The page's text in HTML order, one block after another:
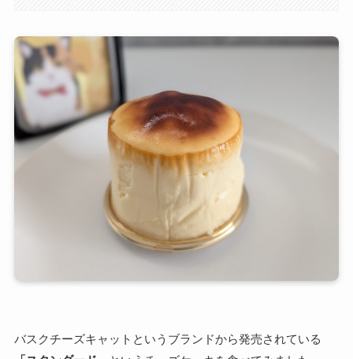
バスクチーズキャットというブランドから発売されている